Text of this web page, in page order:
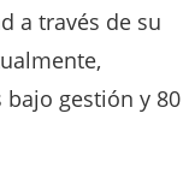
a través de su
gestión y 80